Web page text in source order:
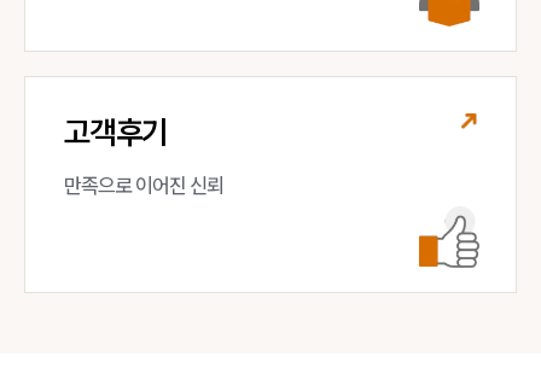
고객후기
만족으로 이어진 신뢰